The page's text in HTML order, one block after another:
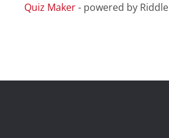
Quiz Maker- powered by Riddle